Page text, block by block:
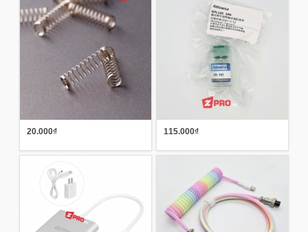
20.000₫ 115.000₫